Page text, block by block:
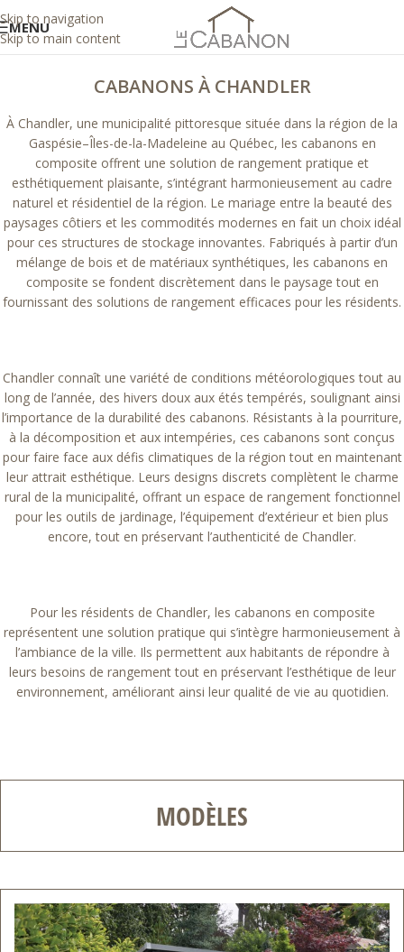
Skip to navigation
Skip to main content
MENU
CABANONS À CHANDLER
À Chandler, une municipalité pittoresque située dans la région de la
Gaspésie–Îles-de-la-Madeleine au Québec, les cabanons en
composite offrent une solution de rangement pratique et
esthétiquement plaisante, s’intégrant harmonieusement au cadre
naturel et résidentiel de la région. Le mariage entre la beauté des
paysages côtiers et les commodités modernes en fait un choix idéal
pour ces structures de stockage innovantes. Fabriqués à partir d’un
mélange de bois et de matériaux synthétiques, les cabanons en
composite se fondent discrètement dans le paysage tout en
fournissant des solutions de rangement efficaces pour les résidents.
Chandler connaît une variété de conditions météorologiques tout au
long de l’année, des hivers doux aux étés tempérés, soulignant ainsi
l’importance de la durabilité des cabanons. Résistants à la pourriture,
à la décomposition et aux intempéries, ces cabanons sont conçus
pour faire face aux défis climatiques de la région tout en maintenant
leur attrait esthétique. Leurs designs discrets complètent le charme
rural de la municipalité, offrant un espace de rangement fonctionnel
pour les outils de jardinage, l’équipement d’extérieur et bien plus
encore, tout en préservant l’authenticité de Chandler.
Pour les résidents de Chandler, les cabanons en composite
représentent une solution pratique qui s’intègre harmonieusement à
l’ambiance de la ville. Ils permettent aux habitants de répondre à
leurs besoins de rangement tout en préservant l’esthétique de leur
environnement, améliorant ainsi leur qualité de vie au quotidien.
MODÈLES